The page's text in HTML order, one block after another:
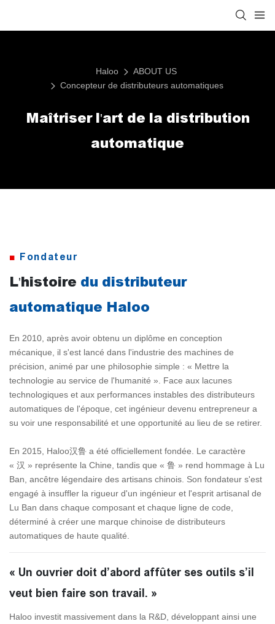
Haloo
ABOUT US
Concepteur de distributeurs automatiques
Maîtriser l'art de la distribution
automatique
■ Fondateur
L'histoire du distributeur
automatique Haloo
En 2010, après avoir obtenu un diplôme en conception
mécanique, il s'est lancé dans l'industrie des machines de
précision, animé par une philosophie simple : « Mettre la
technologie au service de l'humanité ». Face aux lacunes
technologiques et aux performances instables des distributeurs
automatiques de l'époque, cet ingénieur devenu entrepreneur a
su voir une responsabilité et une opportunité au lieu de se retirer.
En 2015, Haloo汉鲁 a été officiellement fondée. Le caractère
« 汉 » représente la Chine, tandis que « 鲁 » rend hommage à Lu
Ban, ancêtre légendaire des artisans chinois. Son fondateur s'est
engagé à insuffler la rigueur d'un ingénieur et l'esprit artisanal de
Lu Ban dans chaque composant et chaque ligne de code,
déterminé à créer une marque chinoise de distributeurs
automatiques de haute qualité.
« Un ouvrier doit d’abord affûter ses outils s’il
veut bien faire son travail. »
Haloo investit massivement dans la R&D, développant ainsi une